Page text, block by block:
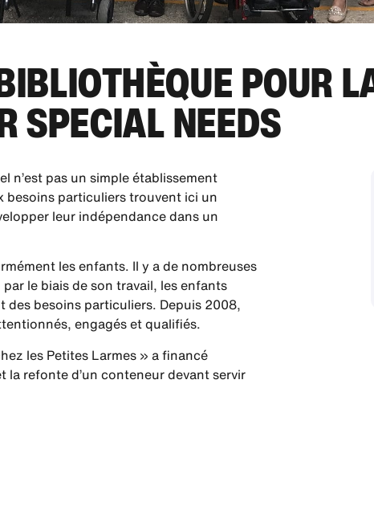
POUR
SPECIAL NEEDS
n’est pas un simple établissement
besoins particuliers trouvent ici un
leur indépendance dans un
les enfants. Il y a de nombreuses
le biais de son travail, les enfants
des besoins particuliers. Depuis 2008,
engagés et qualifiés.
les Petites Larmes » a financé
la refonte d’un conteneur devant servir